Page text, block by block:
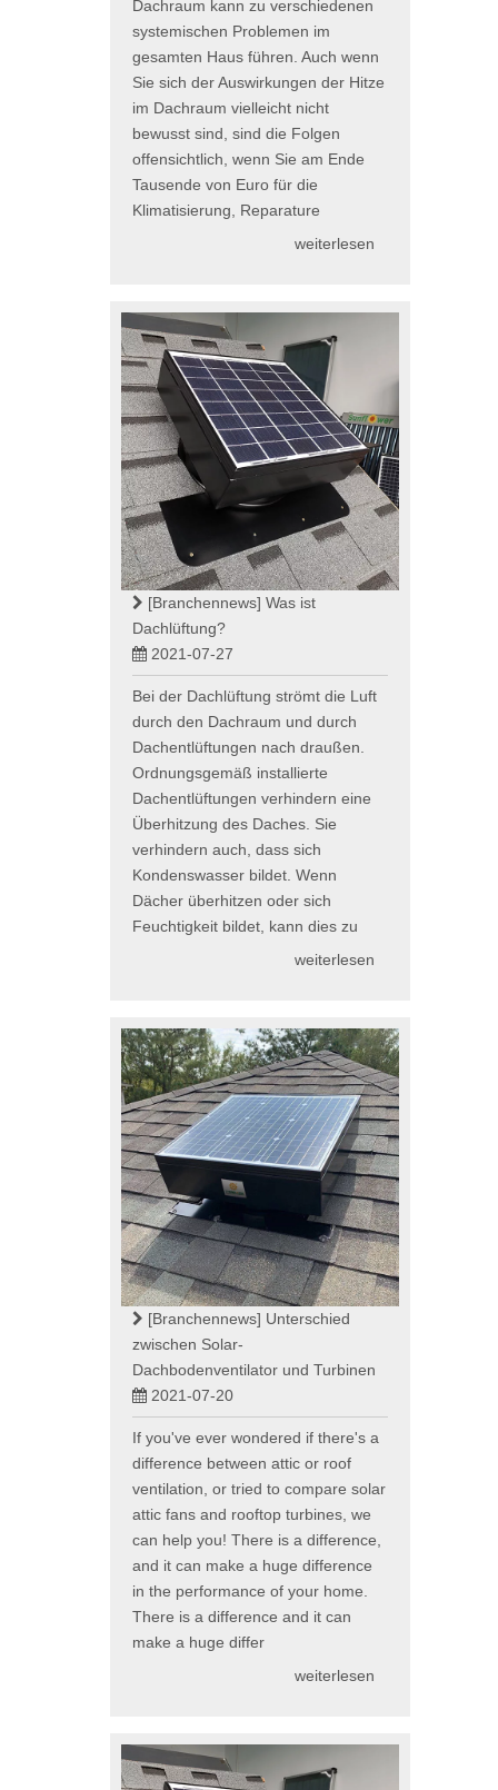
Dachraum kann zu verschiedenen
systemischen Problemen im
gesamten Haus führen. Auch wenn
Sie sich der Auswirkungen der Hitze
im Dachraum vielleicht nicht
bewusst sind, sind die Folgen
offensichtlich, wenn Sie am Ende
Tausende von Euro für die
Klimatisierung, Reparature
weiterlesen
[Branchennews] Was ist
Dachlüftung?
2021-07-27
Bei der Dachlüftung strömt die Luft
durch den Dachraum und durch
Dachentlüftungen nach draußen.
Ordnungsgemäß installierte
Dachentlüftungen verhindern eine
Überhitzung des Daches. Sie
verhindern auch, dass sich
Kondenswasser bildet. Wenn
Dächer überhitzen oder sich
Feuchtigkeit bildet, kann dies zu
weiterlesen
[Branchennews] Unterschied
zwischen Solar-
Dachbodenventilator und Turbinen
2021-07-20
If you've ever wondered if there's a
difference between attic or roof
ventilation, or tried to compare solar
attic fans and rooftop turbines, we
can help you! There is a difference,
and it can make a huge difference
in the performance of your home.
There is a difference and it can
make a huge differ
weiterlesen